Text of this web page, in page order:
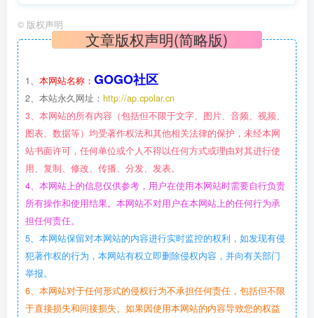
© 版权声明
文章版权声明(简略版)
1、 本网站名称： GOGO社区
2、本站永久网址： http://ap.cpolar.cn
3、本网站的所有内容（包括但不限于文字、图片、音频、视频、
图表、数据等）均受著作权法和其他相关法律的保护，未经本网
站书面许可，任何单位或个人不得以任何方式或理由对其进行使
用、复制、修改、传播、分发、发表。
4、本网站上的信息仅供参考，用户在使用本网站时需要自行负责
所有操作和使用结果。本网站不对用户在本网站上的任何行为承
担任何责任。
5、本网站保留对本网站的内容进行实时监控的权利，如发现有侵
犯著作权的行为，本网站有权立即删除侵权内容，并向有关部门
举报。
6、本网站对于任何形式的侵权行为不承担任何责任，包括但不限
于直接损失和间接损失。如果因使用本网站的内容导致您的权益